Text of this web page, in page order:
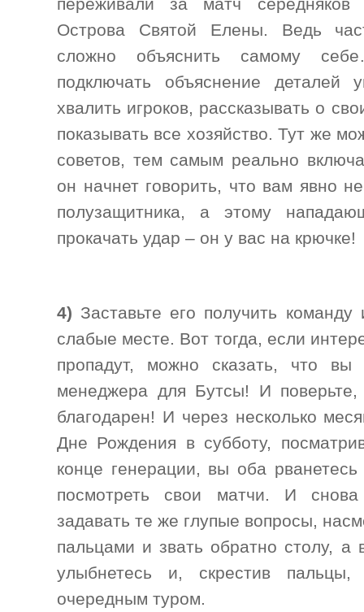
переживали за матч середняков
Острова Святой Елены. Ведь
сложно объяснить самому
подключать объяснение деталей
хвалить игроков, рассказывать о
показывать все хозяйство. Тут же
советов, тем самым реально
он начнет говорить, что вам явно
полузащитника, а этому
прокачать удар – он у вас на крючке!
4) Заставьте его получить
слабые месте. Вот тогда, если
пропадут, можно сказать, что вы
менеджера для Бутсы! И
благодарен! И через несколько
Дне Рождения в субботу,
конце генерации, вы оба
посмотреть свои матчи. И
задавать те же глупые вопросы,
пальцами и звать обратно столу, а
улыбнетесь и, скрестив
очередным туром.